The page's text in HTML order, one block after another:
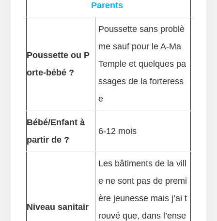
Parents
Poussette ou P
orte-bébé ?
Poussette sans problè
me sauf pour le A-Ma
Temple et quelques pa
ssages de la forteress
e
Bébé/Enfant à
partir de ?
6-12 mois
Niveau sanitair
Les bâtiments de la vill
e ne sont pas de premi
ère jeunesse mais j’ai t
rouvé que, dans l’ense